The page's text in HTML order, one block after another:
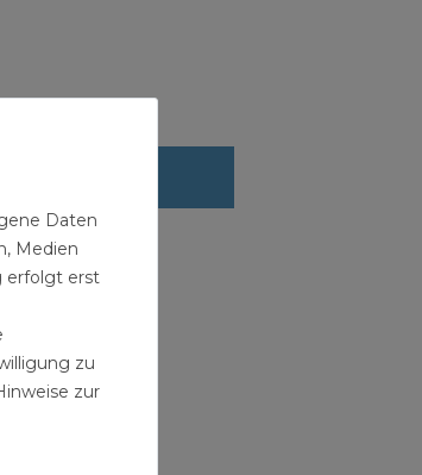
Daten
Medien
erfolgt erst
zu
zur